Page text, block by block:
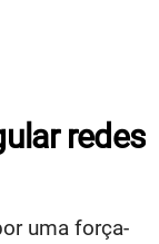
redes
uma força-